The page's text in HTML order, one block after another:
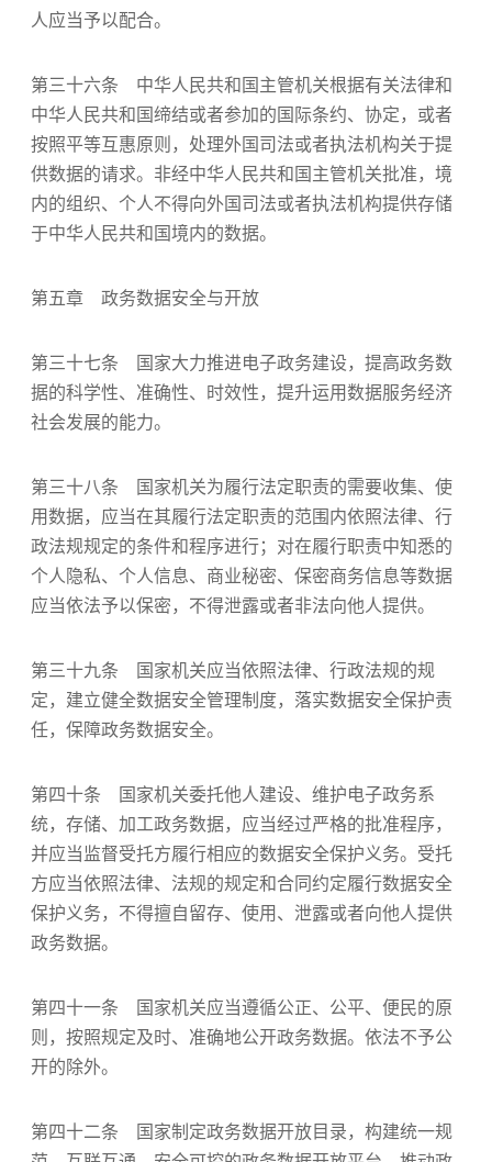
人应当予以配合。
第三十六条 中华人民共和国主管机关根据有关法律和
中华人民共和国缔结或者参加的国际条约、协定，或者
按照平等互惠原则，处理外国司法或者执法机构关于提
供数据的请求。非经中华人民共和国主管机关批准，境
内的组织、个人不得向外国司法或者执法机构提供存储
于中华人民共和国境内的数据。
第五章 政务数据安全与开放
第三十七条 国家大力推进电子政务建设，提高政务数
据的科学性、准确性、时效性，提升运用数据服务经济
社会发展的能力。
第三十八条 国家机关为履行法定职责的需要收集、使
用数据，应当在其履行法定职责的范围内依照法律、行
政法规规定的条件和程序进行；对在履行职责中知悉的
个人隐私、个人信息、商业秘密、保密商务信息等数据
应当依法予以保密，不得泄露或者非法向他人提供。
第三十九条 国家机关应当依照法律、行政法规的规
定，建立健全数据安全管理制度，落实数据安全保护责
任，保障政务数据安全。
第四十条 国家机关委托他人建设、维护电子政务系
统，存储、加工政务数据，应当经过严格的批准程序，
并应当监督受托方履行相应的数据安全保护义务。受托
方应当依照法律、法规的规定和合同约定履行数据安全
保护义务，不得擅自留存、使用、泄露或者向他人提供
政务数据。
第四十一条 国家机关应当遵循公正、公平、便民的原
则，按照规定及时、准确地公开政务数据。依法不予公
开的除外。
第四十二条 国家制定政务数据开放目录，构建统一规